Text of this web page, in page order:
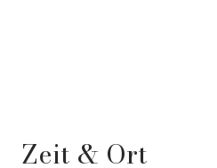
Zeit & Ort